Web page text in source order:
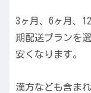
3ヶ月、6ヶ月、
期配送プランを
安くなります。
漢方なども含ま